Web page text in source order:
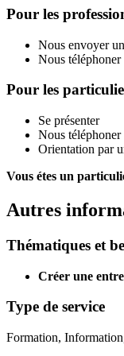
Pour les
Nous envoyer
Nous téléphoner
Pour les
Se présenter
Nous téléphoner
Orientation par
Vous étes un
Autres
Thématiques et
Créer une
Type de service
Formation,